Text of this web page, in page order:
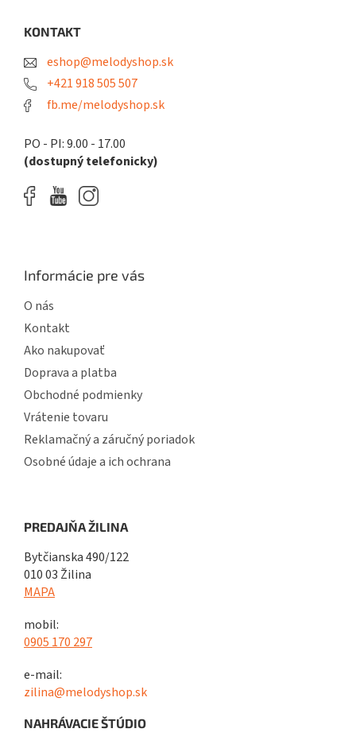
KONTAKT
eshop@melodyshop.sk
+421 918 505 507
fb.me/melodyshop.sk
PO - PI: 9.00 - 17.00
(dostupný telefonicky)
Informácie pre vás
O nás
Kontakt
Ako nakupovať
Doprava a platba
Obchodné podmienky
Vrátenie tovaru
Reklamačný a záručný poriadok
Osobné údaje a ich ochrana
PREDAJŇA ŽILINA
Bytčianska 490/122
010 03 Žilina
MAPA
mobil:
0905 170 297
e-mail:
zilina@melodyshop.sk
NAHRÁVACIE ŠTÚDIO